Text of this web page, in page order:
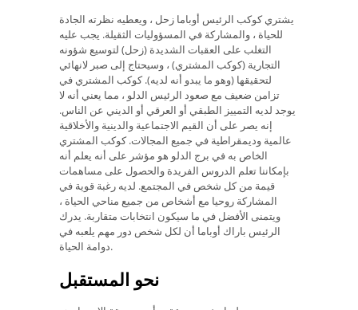
يشتري كوكب الرئيس أوباما زحل ، ويعطيه نظرته الجادة
للحياة ، والمشاركة في المسؤوليات الثقيلة. يجب عليه
التغلب على العقبات الشديدة (زحل) لتوسيع شؤونه
التجارية (كوكب المشتري) ، وسيحتاج إلى صبر لانهائي
لتحقيقها (وهو ما يبدو أنه لديه). كوكب المشتري في
تزامن ضعيف مع صعود الرئيس الدلو ، مما يعني أنه لا
يوجد لديه التمييز الطبقي أو العرقي أو الديني عن الناس.
إنه يصر على أن القيم الاجتماعية والدينية والأخلاقية
عالمية وديمقراطية في جميع المجالات. كوكب المشتري
الخاص به في برج الدلو هو مؤشر على أنه يعلم أنه
بإمكاننا تعلم الدروس الفريدة والحصول على مساهمات
قيمة من كل شخص في المجتمع. لديه رغبة قوية في
المشاركة روحيا مع أشخاص من جميع مناحي الحياة ،
ويتمنى الأفضل في ما سيكون انتخابات متقاربة. يدرك
الرئيس باراك أوباما أن لكل شخص دور مهم يلعبه في
دوامة الحياة.
نحو المستقبل